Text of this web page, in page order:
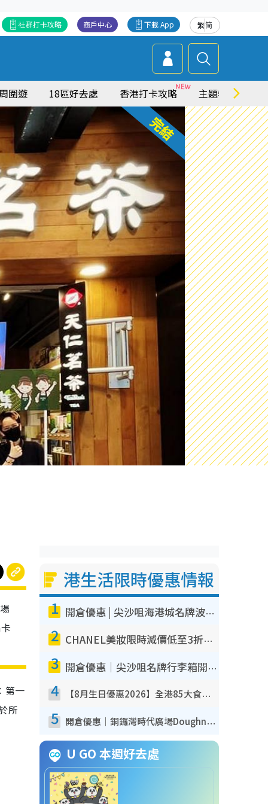
繁简
下載 App
商戶中心
社群打卡攻略
圍遊 18區好去處 香港打卡攻略 主題特集
第一
所
港生活限時優惠情報
1 開倉優惠 | 尖沙咀海港城名牌波鞋開倉低至1折！On鞋$899起／Joy&Peace鞋履$98起
2 CHANEL美妝限時減價低至3折！人氣粉底/唇膏/精華液低至$275！COCO香水都有平
3 開倉優惠｜尖沙咀名牌行李箱開倉低至4折！一連5日 American Tourister/ace./Hallmark $200起！
4 【8月生日優惠2026】全港85大食買玩著數攻略 自助餐/火鍋放題同行免費＋誠品/DONKI送現金券
5 開倉優惠｜銅鑼灣時代廣場Doughnut/Campo Marzio開倉低至1折！背囊、書包、手袋劈價$200起
U GO 本週好去處